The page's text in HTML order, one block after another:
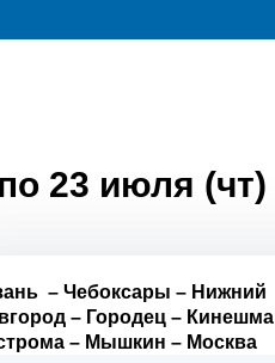
23 июля (чт)
–Чебоксары – Нижний
– Городец – Кинешма
– Мышкин – Москва